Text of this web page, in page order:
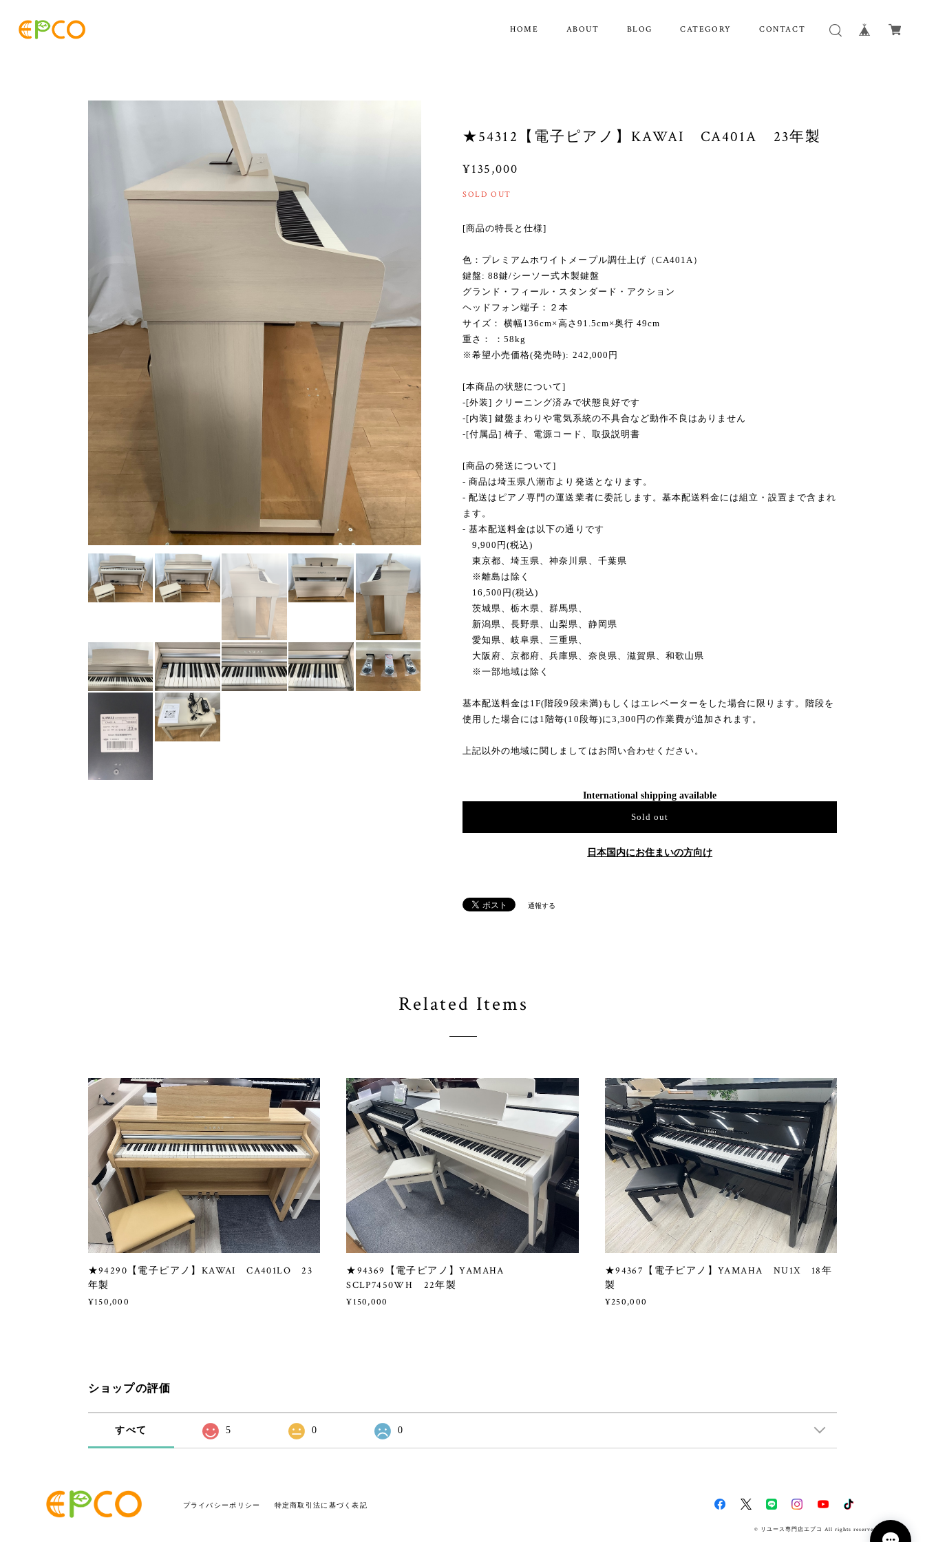
HOME ABOUT BLOG CATEGORY CONTACT
★54312【電子ピアノ】KAWAI CA401A 23年製
¥135,000
SOLD OUT
[商品の特長と仕様]
色：プレミアムホワイトメープル調仕上げ（CA401A）
鍵盤: 88鍵/シーソー式木製鍵盤
グランド・フィール・スタンダード・アクション
ヘッドフォン端子：２本
サイズ： 横幅136cm×高さ91.5cm×奥行 49cm
重さ： ：58kg
※希望小売価格(発売時): 242,000円
[本商品の状態について]
-[外装] クリーニング済みで状態良好です
-[内装] 鍵盤まわりや電気系統の不具合など動作不良はありません
-[付属品] 椅子、電源コード、取扱説明書
[商品の発送について]
- 商品は埼玉県八潮市より発送となります。
- 配送はピアノ専門の運送業者に委託します。基本配送料金には組立・設置まで含まれ
ます。
- 基本配送料金は以下の通りです
9,900円(税込)
東京都、埼玉県、神奈川県、千葉県
※離島は除く
16,500円(税込)
茨城県、栃木県、群馬県、
新潟県、長野県、山梨県、静岡県
愛知県、岐阜県、三重県、
大阪府、京都府、兵庫県、奈良県、滋賀県、和歌山県
※一部地域は除く
基本配送料金は1F(階段9段未満)もしくはエレベーターをした場合に限ります。階段を
使用した場合には1階毎(10段毎)に3,300円の作業費が追加されます。
上記以外の地域に関しましてはお問い合わせください。
International shipping available
Sold out
日本国内にお住まいの方向け
通報する
Related Items
★94290【電子ピアノ】KAWAI CA401LO 23
年製
¥150,000
★94369【電子ピアノ】YAMAHA
SCLP7450WH 22年製
¥150,000
★94367【電子ピアノ】YAMAHA NU1X 18年
製
¥250,000
ショップの評価
すべて 5 0 0
プライバシーポリシー 特定商取引法に基づく表記
© リユース専門店エプコ All rights reserved.